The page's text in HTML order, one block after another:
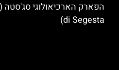
di Segesta)